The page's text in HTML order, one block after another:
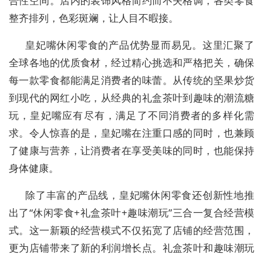
整齐排列，色彩斑斓，让人目不暇接。
皇妃嘴休闲零食的产品优势显而易见。这里汇聚了
全球各地的优质食材，经过精心挑选和严格把关，确保
每一款零食都能满足消费者的味蕾。从传统的坚果炒货
到现代的网红小吃，从经典的礼盒茶叶到趣味的潮流糖
玩，皇妃嘴应有尽有，满足了不同消费者的多样化需
求。令人惊喜的是，皇妃嘴在注重口感的同时，也兼顾
了健康与营养，让消费者在享受美味的同时，也能保持
身体健康。
除了丰富的产品线，皇妃嘴休闲零食还创新性地推
出了“休闲零食+礼盒茶叶+趣味潮玩”三合一复合经营模
式。这一新颖的经营模式不仅拓宽了店铺的经营范围，
更为店铺带来了新的利润增长点。礼盒茶叶和趣味潮玩